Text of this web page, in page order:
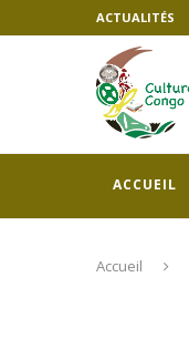
ACTUALITÉS
ACCUEIL
Accueil